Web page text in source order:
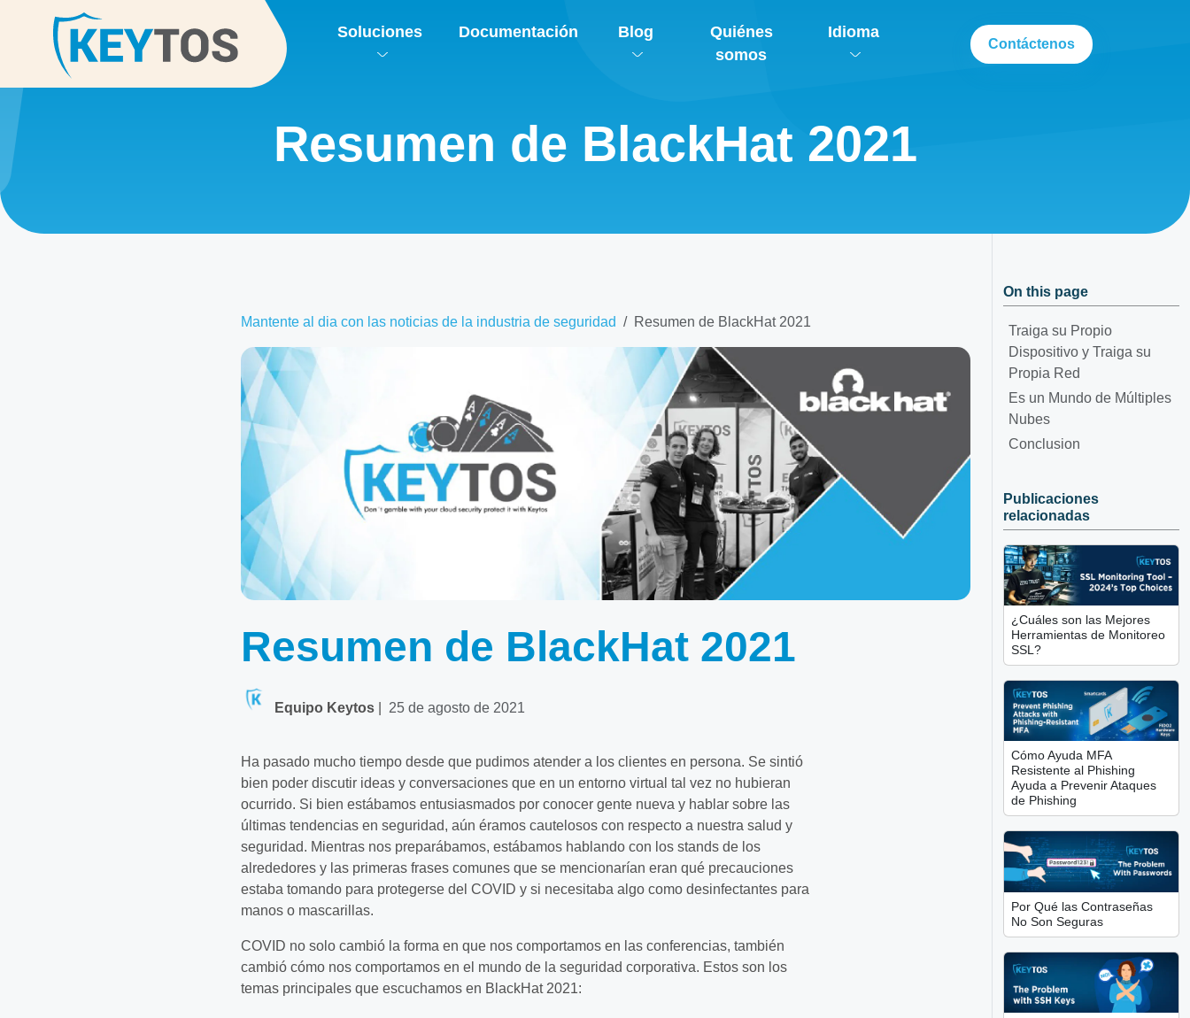
Soluciones Documentación Blog
Quiénes
somos
Idioma
Contáctenos
Resumen de BlackHat 2021
Mantente al dia con las noticias de la industria de seguridad Resumen de BlackHat 2021
Resumen de BlackHat 2021
Equipo Keytos 25 de agosto de 2021
Ha pasado mucho tiempo desde que pudimos atender a los clientes en persona. Se sintió
bien poder discutir ideas y conversaciones que en un entorno virtual tal vez no hubieran
ocurrido. Si bien estábamos entusiasmados por conocer gente nueva y hablar sobre las
últimas tendencias en seguridad, aún éramos cautelosos con respecto a nuestra salud y
seguridad. Mientras nos preparábamos, estábamos hablando con los stands de los
alrededores y las primeras frases comunes que se mencionarían eran qué precauciones
estaba tomando para protegerse del COVID y si necesitaba algo como desinfectantes para
manos o mascarillas.
COVID no solo cambió la forma en que nos comportamos en las conferencias, también
cambió cómo nos comportamos en el mundo de la seguridad corporativa. Estos son los
temas principales que escuchamos en BlackHat 2021:
On this page
Traiga su Propio
Dispositivo y Traiga su
Propia Red
Es un Mundo de Múltiples
Nubes
Conclusion
Publicaciones
relacionadas
¿Cuáles son las Mejores
Herramientas de Monitoreo
SSL?
Cómo Ayuda MFA
Resistente al Phishing
Ayuda a Prevenir Ataques
de Phishing
Por Qué las Contraseñas
No Son Seguras